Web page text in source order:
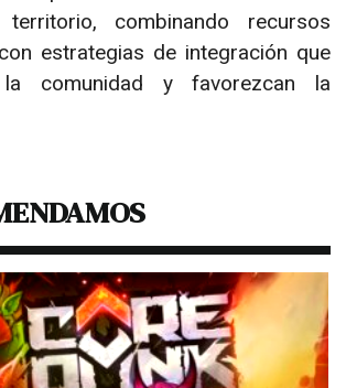
combinando recursos
estrategias de integración que
comunidad y favorezcan la